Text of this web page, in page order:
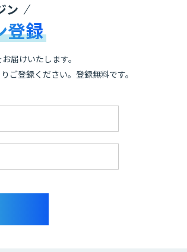
ン
登録
届けいたします。
ご登録ください。登録無料です。